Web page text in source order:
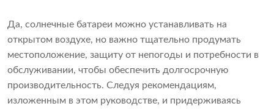
Да, солнечные батареи можно устанавливать на
открытом воздухе, но важно тщательно продумать
местоположение, защиту от непогоды и потребности в
обслуживании, чтобы обеспечить долгосрочную
производительность. Следуя рекомендациям,
изложенным в этом руководстве, и придерживаясь